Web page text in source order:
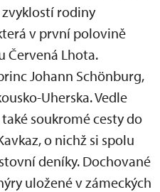
rodiny
v první polovině
Červená Lhota.
Johann Schönburg,
Uherska. Vedle
soukromé cesty do
o nichž si spolu
deníky. Dochované
uložené v zámeckých